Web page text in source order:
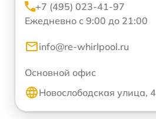
+7 (495) 023-41-97
Ежедневно с 9:00 до 21:00
info@re-whirlpool.ru
Основной офис
Новослободская улица, 4